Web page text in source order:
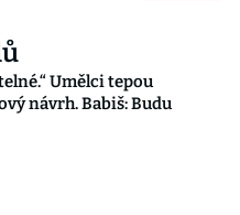
Umělci tepou
návrh. Babiš: Budu